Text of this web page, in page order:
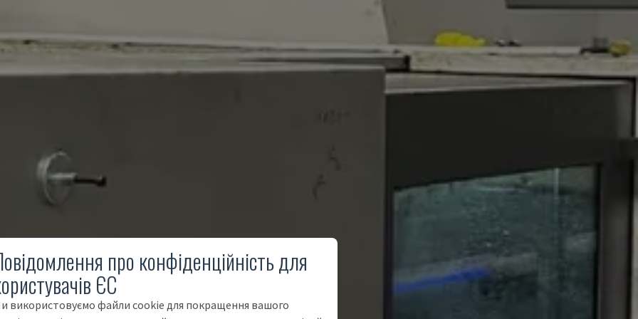
про конфіденційність для
ЄС
використовуємо файли cookie для покращення вашого